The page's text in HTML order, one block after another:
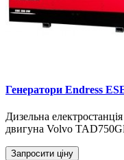
Генератори Endress
Дизельна
двигуна Volvo
Запросити ціну